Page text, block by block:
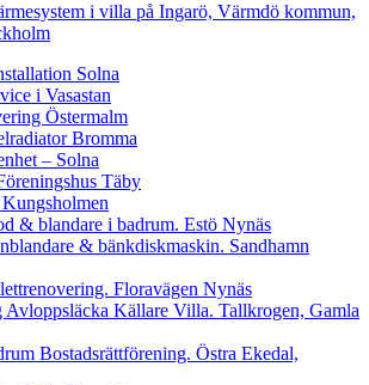
i villa på Ingarö, Värmdö kommun,
Solna
i Vasastan
Östermalm
Bromma
– Solna
Täby
& blandare i badrum. Estö Nynäs
& bänkdiskmaskin. Sandhamn
Floravägen Nynäs
Avloppsläcka Källare Villa. Tallkrogen, Gamla
Bostadsrättförening. Östra Ekedal,